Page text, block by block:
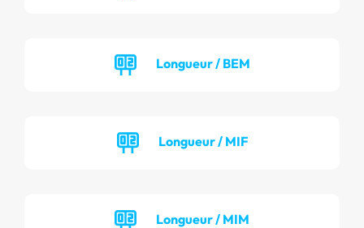
Longueur / BEM
Longueur / MIF
Longueur / MIM